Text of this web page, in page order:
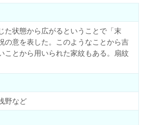
た状態から広がるということで「末
の意を表した。このようなことから吉
ことから用いられた家紋もある。扇紋
野など